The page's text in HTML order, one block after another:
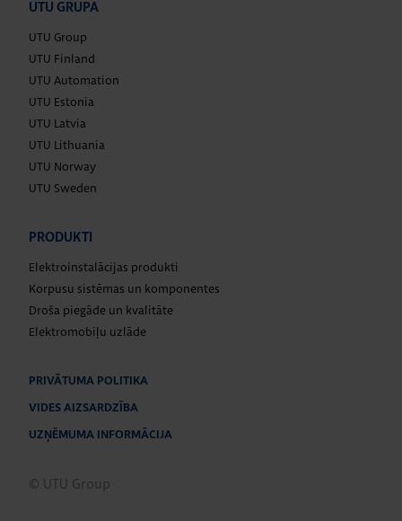
UTU GRUPA
UTU Group
UTU Finland
UTU Automation
UTU Estonia
UTU Latvia
UTU Lithuania
UTU Norway
UTU Sweden
PRODUKTI
Elektroinstalācijas produkti
Korpusu sistēmas un komponentes
Droša piegāde un kvalitāte
Elektromobiļu uzlāde
PRIVĀTUMA POLITIKA
VIDES AIZSARDZĪBA
UZŅĒMUMA INFORMĀCIJA
© UTU Group